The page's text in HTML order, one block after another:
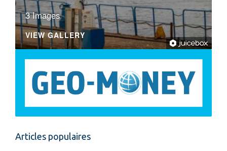
3 Images
VIEW GALLERY
Articles populaires